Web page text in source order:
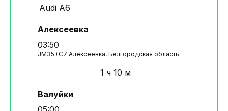
Audi A6
Алексеевка
03:50
JM35+C7 Алексеевка, Белгородская область
1 ч 10 м
Валуйки